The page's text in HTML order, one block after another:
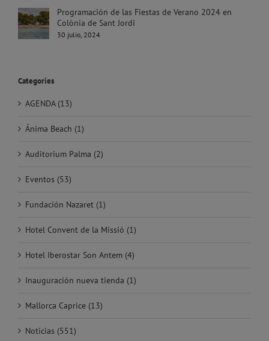
Programación de las Fiestas de Verano 2024 en
Colònia de Sant Jordi
30 julio, 2024
Categories
AGENDA (13)
Ánima Beach (1)
Auditorium Palma (2)
Eventos (53)
Fundación Nazaret (1)
Hotel Convent de la Missió (1)
Hotel Iberostar Son Antem (4)
Inauguración nueva tienda (1)
Mallorca Caprice (13)
Noticias (551)